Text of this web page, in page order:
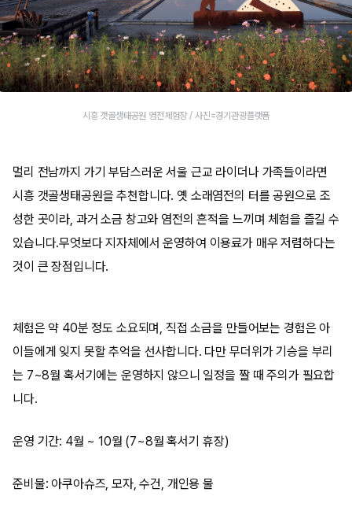
시흥 갯골생태공원 염전체험장 / 사진=경기관광플랫폼
멀리 전남까지 가기 부담스러운 서울 근교 라이더나 가족들이라면
시흥 갯골생태공원을 추천합니다. 옛 소래염전의 터를 공원으로 조
성한 곳이라, 과거 소금 창고와 염전의 흔적을 느끼며 체험을 즐길 수
있습니다.무엇보다 지자체에서 운영하여 이용료가 매우 저렴하다는
것이 큰 장점입니다.
체험은 약 40분 정도 소요되며, 직접 소금을 만들어보는 경험은 아
이들에게 잊지 못할 추억을 선사합니다. 다만 무더위가 기승을 부리
는 7~8월 혹서기에는 운영하지 않으니 일정을 짤 때 주의가 필요합
니다.
운영 기간: 4월 ~ 10월 (7~8월 혹서기 휴장)
준비물: 아쿠아슈즈, 모자, 수건, 개인용 물